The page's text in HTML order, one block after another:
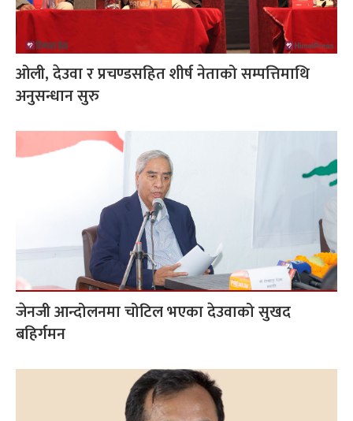
ओली, देउवा र प्रचण्डसहित शीर्ष नेताको सम्पत्तिमाथि
अनुसन्धान सुरु
जेनजी आन्दोलनमा चोटिल भएका देउवाको सुखद
बहिर्गमन